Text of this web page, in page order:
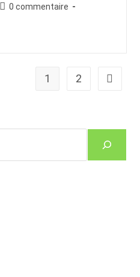
Commentaires
0 commentaire
1 2